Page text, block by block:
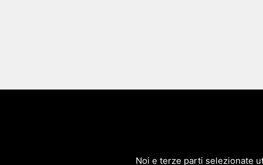
Affitti e
Noi e terze parti selezionate